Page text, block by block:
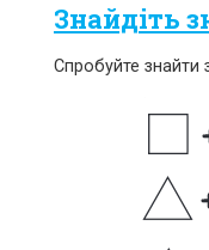
Знайдіть
Спробуйте знайти